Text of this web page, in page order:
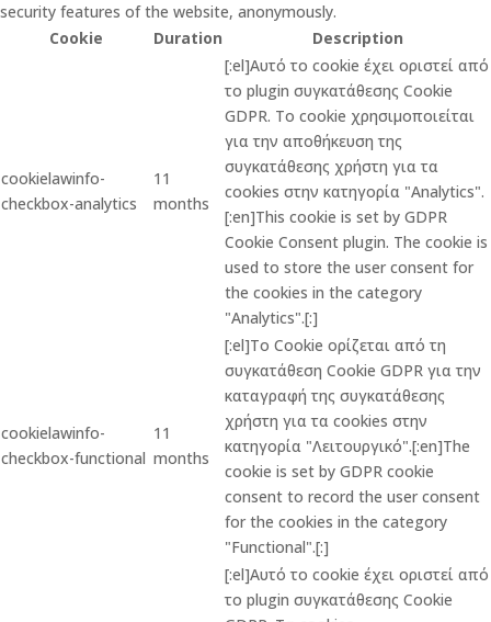
security features of the website, anonymously.
Cookie
Duration Description
cookielawinfo-
checkbox-analytics
11
months
[:el]Αυτό το cookie έχει οριστεί από
το plugin συγκατάθεσης Cookie
GDPR. Το cookie χρησιμοποιείται
για την αποθήκευση της
συγκατάθεσης χρήστη για τα
cookies στην κατηγορία "Analytics".
[:en]This cookie is set by GDPR
Cookie Consent plugin. The cookie is
used to store the user consent for
the cookies in the category
"Analytics".[:]
cookielawinfo-
checkbox-functional
11
months
[:el]Το Cookie ορίζεται από τη
συγκατάθεση Cookie GDPR για την
καταγραφή της συγκατάθεσης
χρήστη για τα cookies στην
κατηγορία "Λειτουργικό".[:en]The
cookie is set by GDPR cookie
consent to record the user consent
for the cookies in the category
"Functional".[:]
[:el]Αυτό το cookie έχει οριστεί από
το plugin συγκατάθεσης Cookie